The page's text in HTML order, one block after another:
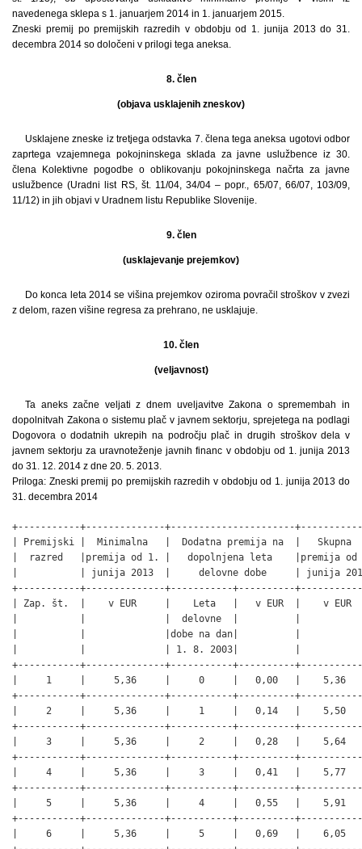
navedenega sklepa s 1. januarjem 2014 in 1. januarjem 2015.
Zneski premij po premijskih razredih v obdobju od 1. junija 2013 do 31.
decembra 2014 so določeni v prilogi tega aneksa.
8. člen
(objava usklajenih zneskov)
Usklajene zneske iz tretjega odstavka 7. člena tega aneksa ugotovi odbor
zaprtega vzajemnega pokojninskega sklada za javne uslužbence iz 30.
člena Kolektivne pogodbe o oblikovanju pokojninskega načrta za javne
uslužbence (Uradni list RS, št. 11/04, 34/04 – popr., 65/07, 66/07, 103/09,
11/12) in jih objavi v Uradnem listu Republike Slovenije.
9. člen
(usklajevanje prejemkov)
Do konca leta 2014 se višina prejemkov oziroma povračil stroškov v zvezi
z delom, razen višine regresa za prehrano, ne usklajuje.
10. člen
(veljavnost)
Ta aneks začne veljati z dnem uveljavitve Zakona o spremembah in
dopolnitvah Zakona o sistemu plač v javnem sektorju, sprejetega na podlagi
Dogovora o dodatnih ukrepih na področju plač in drugih stroškov dela v
javnem sektorju za uravnoteženje javnih financ v obdobju od 1. junija 2013
do 31. 12. 2014 z dne 20. 5. 2013.
Priloga: Zneski premij po premijskih razredih v obdobju od 1. junija 2013 do
31. decembra 2014
+-----------+--------------+----------------------+-------------+
| Premijski |  Minimalna   |  Dodatna premija na  |   Skupna    |
|  razred   |premija od 1. |   dopolnjena leta    |premija od 1.|
|           | junija 2013  |     delovne dobe     | junija 2013 |
+-----------+--------------+-----------+----------+-------------+
| Zap. št.  |    v EUR     |    Leta   |   v EUR  |    v EUR    |
|           |              |  delovne  |          |             |
|           |              |dobe na dan|          |             |
|           |              | 1. 8. 2003|          |             |
+-----------+--------------+-----------+----------+-------------+
|     1     |     5,36     |     0     |   0,00   |    5,36     |
+-----------+--------------+-----------+----------+-------------+
|     2     |     5,36     |     1     |   0,14   |    5,50     |
+-----------+--------------+-----------+----------+-------------+
|     3     |     5,36     |     2     |   0,28   |    5,64     |
+-----------+--------------+-----------+----------+-------------+
|     4     |     5,36     |     3     |   0,41   |    5,77     |
+-----------+--------------+-----------+----------+-------------+
|     5     |     5,36     |     4     |   0,55   |    5,91     |
+-----------+--------------+-----------+----------+-------------+
|     6     |     5,36     |     5     |   0,69   |    6,05     |
+-----------+--------------+-----------+----------+-------------+
|     7     |     5,36     |     6     |   0,82   |    6,18     |
+-----------+--------------+-----------+----------+-------------+
|     8     |     5,36     |     7     |   0,96   |    6,32     |
+-----------+--------------+-----------+----------+-------------+
|     9     |     5,36     |     8     |   1,10   |    6,46     |
+-----------+--------------+-----------+----------+-------------+
|    10     |     5,36     |     9     |   1,24   |    6,60     |
+-----------+--------------+-----------+----------+-------------+
|    11     |     5,36     |     10    |   1,38   |    6,74     |
+-----------+--------------+-----------+----------+-------------+
|    12     |     5,36     |     11    |   1,51   |    6,87     |
+-----------+--------------+-----------+----------+-------------+
|    13     |     5,36     |     12    |   1,65   |    7,01     |
+-----------+--------------+-----------+----------+-------------+
|    14     |     5,36     |     13    |   1,78   |    7,14     |
+-----------+--------------+-----------+----------+-------------+
|    15     |     5,36     |     14    |   1,92   |    7,28     |
+-----------+--------------+-----------+----------+-------------+
|    16     |     5,36     |     15    |   2,06   |    7,42     |
+-----------+--------------+-----------+----------+-------------+
|    17     |     5,36     |     16    |   2,20   |    7,56     |
+-----------+--------------+-----------+----------+-------------+
|    18     |     5,36     |     17    |   2,34   |    7,70     |
+-----------+--------------+-----------+----------+-------------+
|    19     |     5,36     |     18    |   2,48   |    7,84     |
+-----------+--------------+-----------+----------+-------------+
|    20     |     5,36     |     19    |   2,61   |    7,97     |
+-----------+--------------+-----------+----------+-------------+
|    21     |     5,36     |     20    |   2,77   |    8,13     |
+-----------+--------------+-----------+----------+-------------+
|    22     |     5,36     |     21    |   2,92   |    8,28     |
+-----------+--------------+-----------+----------+-------------+
|    23     |     5,36     |     22    |   3,08   |    8,44     |
+-----------+--------------+-----------+----------+-------------+
|    24     |     5,36     |     23    |   3,25   |    8,61     |
+-----------+--------------+-----------+----------+-------------+
|    25     |     5,36     |     24    |   3,43   |    8,79     |
+-----------+--------------+-----------+----------+-------------+
|    26     |     5,36     |     25    |   3,60   |    8,96     |
+-----------+--------------+-----------+----------+-------------+
|    27     |     5,36     |     26    |   3,79   |    9,15     |
+-----------+--------------+-----------+----------+-------------+
|    28     |     5,36     |     27    |   3,99   |    9,35     |
+-----------+--------------+-----------+----------+-------------+
|    29     |     5,36     |     28    |   4,18   |    9,54     |
+-----------+--------------+-----------+----------+-------------+
|    30     |     5,36     |     29    |   4,40   |    9,76     |
+-----------+--------------+-----------+----------+-------------+
|    31     |     5,36     |     30    |   4,63   |    9,99     |
+-----------+--------------+-----------+----------+-------------+
|    32     |     5,36     |     31    |   4,85   |    10,21    |
+-----------+--------------+-----------+----------+-------------+
|    33     |     5,36     |     32    |   5,10   |    10,46    |
+-----------+--------------+-----------+----------+-------------+
|    34     |     5,36     |     33    |   5,35   |    10,71    |
+-----------+--------------+-----------+----------+-------------+
|    35     |     5,36     |     34    |   5,61   |    10,97    |
+-----------+--------------+-----------+----------+-------------+
|    36     |     5,36     | 35 in več |   5,89   |    11,25    |
+-----------+--------------+-----------+----------+-------------+

+----------+------------+-------------------------+-------------+
|Premijski | Minimalna  |   Dodatna premija na    |   Skupna    |
|  razred  | premija od | dopolnjena leta delovne |premija od 1.|
|          |1. januarja |          dobe           |januarja 2014|
|          |    2014    |                         |             |
+----------+------------+-------------+-----------+-------------+
| Zap. št. |   v EUR    |Leta delovne |   v EUR   |    v EUR    |
|          |            | dobe na dan |           |             |
|          |            | 1. 8. 2003  |           |             |
+----------+------------+-------------+-----------+-------------+
|    1     |    6,70    |      0      |   0,00    |    6,70     |
+----------+------------+-------------+-----------+-------------+
|    2     |    6,70    |      1      |   0,17    |    6,87     |
+----------+------------+-------------+-----------+-------------+
|    3     |    6,70    |      2      |   0,35    |    7,05     |
+----------+------------+-------------+-----------+-------------+
|    4     |    6,70    |      3      |   0,52    |    7,22     |
+----------+------------+-------------+-----------+-------------+
|    5     |    6,70    |      4      |   0,69    |    7,39     |
+----------+------------+-------------+-----------+-------------+
|    6     |    6,70    |      5      |   0,86    |    7,56     |
+----------+------------+-------------+-----------+-------------+
|    7     |    6,70    |      6      |   1,03    |    7,73     |
+----------+------------+-------------+-----------+-------------+
|    8     |    6,70    |      7      |   1,20    |    7,90     |
+----------+------------+-------------+-----------+-------------+
|    9     |    6,70    |      8      |   1,38    |    8,08     |
+----------+------------+-------------+-----------+-------------+
|    10    |    6,70    |      9      |   1,55    |    8,25     |
+----------+------------+-------------+-----------+-------------+
|    11    |    6,70    |     10      |   1,72    |    8,42     |
+----------+------------+-------------+-----------+-------------+
|    12    |    6,70    |     11      |   1,89    |    8,59     |
+----------+------------+-------------+-----------+-------------+
|    13    |    6,70    |     12      |   2,07    |    8,77     |
+----------+------------+-------------+-----------+-------------+
|    14    |    6,70    |     13      |   2,23    |    8,93     |
+----------+------------+-------------+-----------+-------------+
|    15    |    6,70    |     14      |   2,41    |    9,11     |
+----------+------------+-------------+-----------+-------------+
|    16    |    6,70    |     15      |   2,58    |    9,28     |
+----------+------------+-------------+-----------+-------------+
|    17    |    6,70    |     16      |   2,75    |    9,45     |
+----------+------------+-------------+-----------+-------------+
|    18    |    6,70    |     17      |   2,92    |    9,62     |
+----------+------------+-------------+-----------+-------------+
|    19    |    6,70    |     18      |   3,10    |    9,80     |
+----------+------------+-------------+-----------+-------------+
|    20    |    6,70    |     19      |   3,27    |    9,97     |
+----------+------------+-------------+-----------+-------------+
|    21    |    6,70    |     20      |   3,46    |    10,16    |
+----------+------------+-------------+-----------+-------------+
|    22    |    6,70    |     21      |   3,66    |    10,36    |
+----------+------------+-------------+-----------+-------------+
|    23    |    6,70    |     22      |   3,85    |    10,55    |
+----------+------------+-------------+-----------+-------------+
|    24    |    6,70    |     23      |   4,07    |    10,77    |
+----------+------------+-------------+-----------+-------------+
|    25    |    6,70    |     24      |   4,28    |    10,98    |
+----------+------------+-------------+-----------+-------------+
|    26    |    6,70    |     25      |   4,50    |    11,20    |
+----------+------------